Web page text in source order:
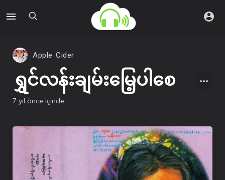
Apple Cider
ရွှင်လန်းချမ်းမြေ့ပါစေ
7 yıl önce içinde